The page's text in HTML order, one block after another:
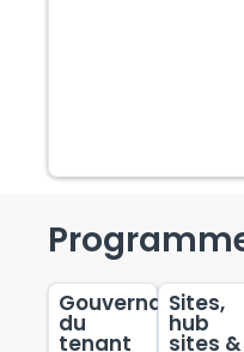
Gouvernance
du
tenant
Sites,
hub
sites &